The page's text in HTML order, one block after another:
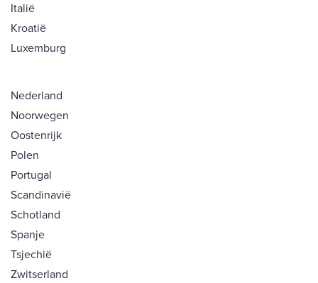
Italië
Kroatië
Luxemburg
Nederland
Noorwegen
Oostenrijk
Polen
Portugal
Scandinavië
Schotland
Spanje
Tsjechië
Zwitserland